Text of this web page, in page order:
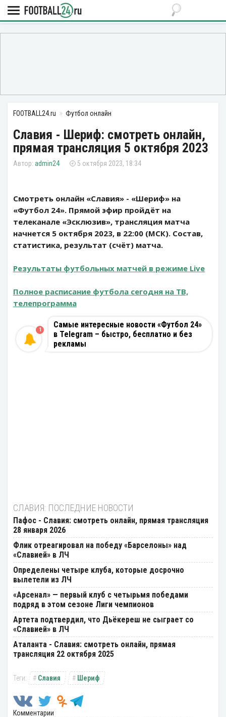
FOOTBALL24.ru Футбол онлайн
Славия - Шериф: смотреть онлайн,
прямая трансляция 5 октября 2023
admin24 5 октября 2023, 18:34
Смотреть онлайн «Славия» - «Шериф» на
«Футбол 24». Прямой эфир пройдёт на
телеканале «Эсклюзив», трансляция матча
начнется 5 октября 2023, в 22:00 (МСК). Состав,
статистика, результат (счёт) матча.
Результаты футбольных матчей в режиме Live
Полное расписание футбола сегодня на ТВ,
телепрограмма
Самые интересные новости «Футбол 24»
в Telegram – быстро, бесплатно и без
рекламы
1
СЛАВИЯ: ПОСЛЕДНИЕ НОВОСТИ
Пафос - Славия: смотреть онлайн, прямая трансляция
28 января 2026
Флик отреагировал на победу «Барселоны» над
«Славией» в ЛЧ
Определены четыре клуба, которые досрочно
вылетели из ЛЧ
«Арсенал» — первый клуб с четырьмя победами
подряд в этом сезоне Лиги чемпионов
Артета подтвердил, что Дьёкереш не сыграет со
«Славией» в ЛЧ
Аталанта - Славия: смотреть онлайн, прямая
трансляция 22 октября 2025
Славия Шериф
Комментарии